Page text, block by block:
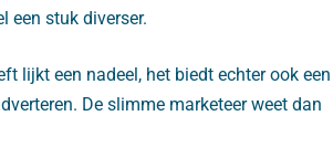
een stuk diverser.
lijkt een nadeel, het biedt echter ook een
De slimme marketeer weet dan